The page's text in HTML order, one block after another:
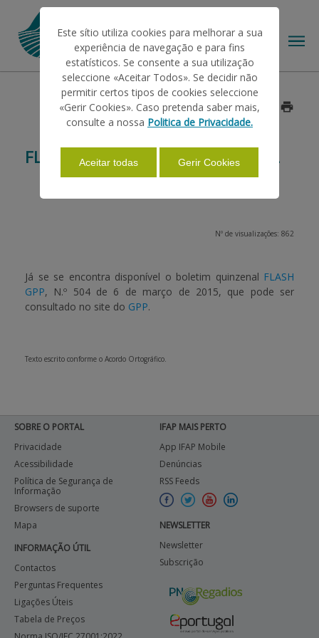
AJUDAS/APOIOS
INFORMAÇÕES
PAGAMENTOS
FLASH GPP - BOLETIM QUINZENAL
Data: 2015/03/10
Nº de visualizações: 862
Já se se encontra disponível o boletim quinzenal FLASH
GPP, N.º 504 de 6 de março de 2015, que pode ser
consultado no site do GPP.
Texto escrito conforme o Acordo Ortográfico.
SOBRE O PORTAL
Privacidade
Acessibilidade
Política de Segurança de
Informação
Browsers de suporte
Mapa
INFORMAÇÃO ÚTIL
Contactos
Perguntas Frequentes
Ligações Úteis
Tabela de Preços
IFAP MAIS PERTO
App IFAP Mobile
Denúncias
RSS Feeds
NEWSLETTER
Newsletter
Subscrição
Este sítio utiliza cookies para melhorar a sua
experiência de navegação e para fins
estatísticos. Se consente a sua utilização
seleccione «Aceitar Todos». Se decidir não
permitir certos tipos de cookies seleccione
«Gerir Cookies». Caso pretenda saber mais,
consulte a nossa Politica de Privacidade.
Aceitar todas Gerir Cookies